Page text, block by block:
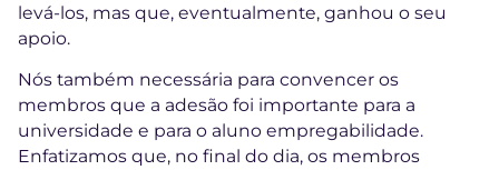
levá-los, mas que, eventualmente, ganhou o seu
apoio.
Nós também necessária para convencer os
membros que a adesão foi importante para a
universidade e para o aluno empregabilidade.
Enfatizamos que, no final do dia, os membros